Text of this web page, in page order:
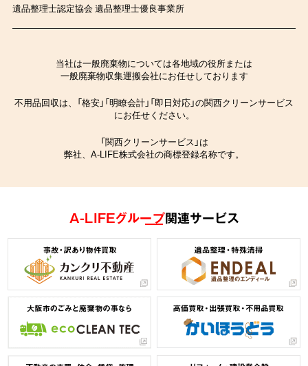
遺品整理士認定協会 遺品整理士優良事業所
当社は一般廃棄物については各地域の役所または
一般廃棄物収集運搬会社にお任せしております
不用品回収は、「格安」「明瞭会計」「即日対応」の関西クリーンサービス
にお任せください。
「関西クリーンサービス」は
弊社、A-LIFE株式会社の商標登録名称です。
A-LIFEグループ関連サービス